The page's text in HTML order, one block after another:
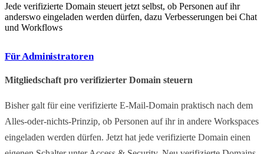
Jede verifizierte Domain steuert jetzt selbst, ob Personen auf ihr
anderswo eingeladen werden dürfen, dazu Verbesserungen bei Chat
und Workflows
Für Administratoren
Mitgliedschaft pro verifizierter Domain steuern
Bisher galt für eine verifizierte E-Mail-Domain praktisch nach dem
Alles-oder-nichts-Prinzip, ob Personen auf ihr in andere Workspaces
eingeladen werden dürfen. Jetzt hat jede verifizierte Domain einen